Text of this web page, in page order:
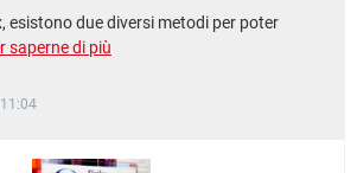
esistono due diversi metodi per poter
saperne di più